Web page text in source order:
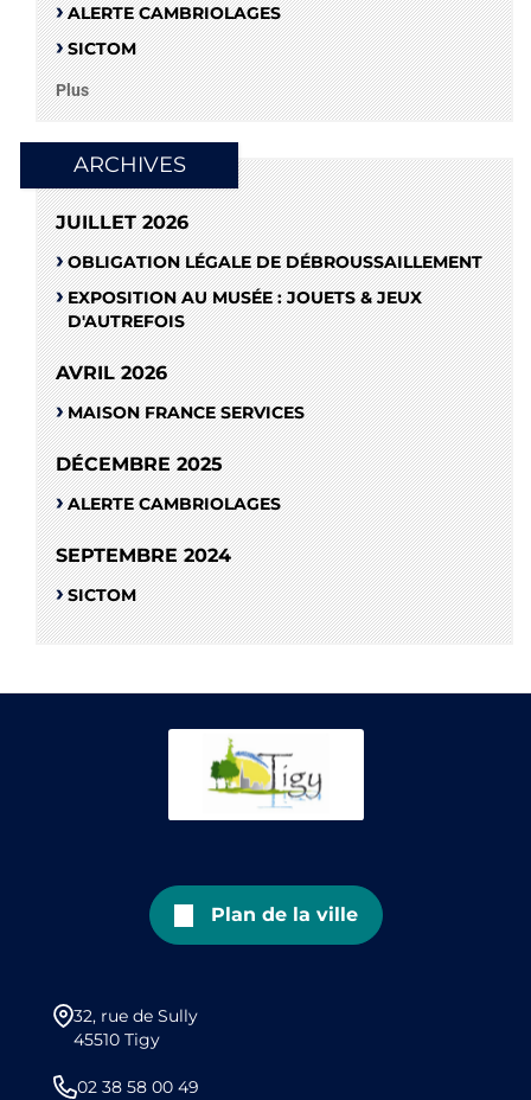
ALERTE CAMBRIOLAGES
SICTOM
Plus
ARCHIVES
JUILLET 2026
OBLIGATION LÉGALE DE DÉBROUSSAILLEMENT
EXPOSITION AU MUSÉE : JOUETS & JEUX
D'AUTREFOIS
AVRIL 2026
MAISON FRANCE SERVICES
DÉCEMBRE 2025
ALERTE CAMBRIOLAGES
SEPTEMBRE 2024
SICTOM
Plan de la ville
32, rue de Sully
45510 Tigy
02 38 58 00 49